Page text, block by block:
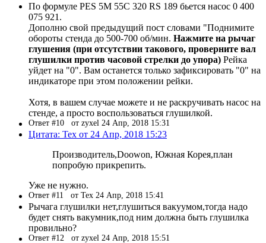
По формуле PES 5M 55C 320 RS 189 бьется насос 0 400
075 921.
Дополню свой предыдущий пост словами "Поднимите
обороты стенда до 500-700 об/мин. Нажмите на рычаг
глушения (при отсутствии такового, проверните вал
глушилки против часовой стрелки до упора) Рейка
уйдет на "0". Вам останется только зафиксировать "0" на
индикаторе при этом положении рейки.
Хотя, в вашем случае можете и не раскручивать насос на
стенде, а просто воспользоваться глушилкой.
Ответ #10 от zyxel 24 Апр, 2018 15:31
Цитата: Tex от 24 Апр, 2018 15:23
Производитель,Doowon, Южная Корея,план
попробую прикрепить.
Уже не нужно.
Ответ #11 от Tex 24 Апр, 2018 15:41
Рычага глушилки нет,глушиться вакуумом,тогда надо
будет снять вакумник,под ним должна быть глушилка
провильно?
Ответ #12 от zyxel 24 Апр, 2018 15:51